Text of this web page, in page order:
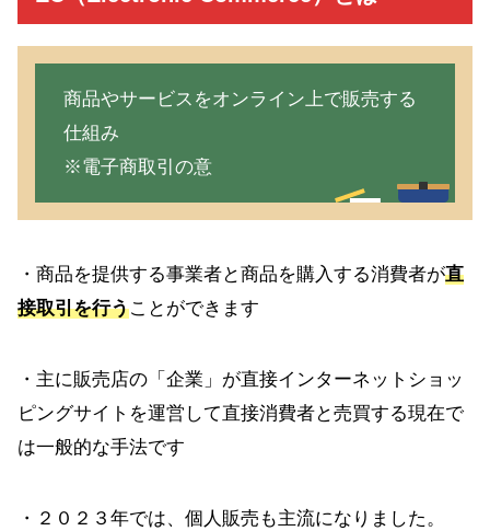
商品やサービスをオンライン上で販売する
仕組み
※電子商取引の意
・商品を提供する事業者と商品を購入する消費者が直
接取引を行うことができます
・主に販売店の「企業」が直接インターネットショッ
ピングサイトを運営して直接消費者と売買する現在で
は一般的な手法です
・２０２３年では、個人販売も主流になりました。